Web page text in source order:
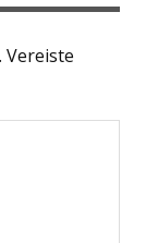
Vereiste